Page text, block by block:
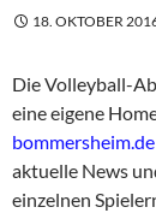
18. OKTOBER
Die Volleyball-
eine eigene
bommersheim.de
aktuelle News
einzelnen